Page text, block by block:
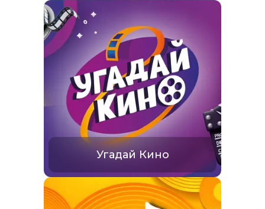
Угадай Кино